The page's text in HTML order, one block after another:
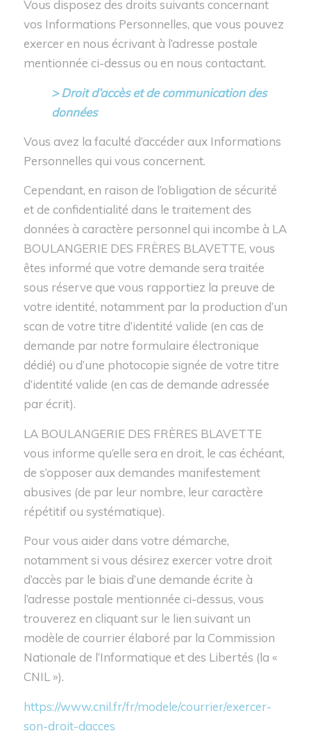
Vous disposez des droits suivants concernant
vos Informations Personnelles, que vous pouvez
exercer en nous écrivant à l’adresse postale
mentionnée ci-dessus ou en nous contactant.
> Droit d’accès et de communication des
données
Vous avez la faculté d’accéder aux Informations
Personnelles qui vous concernent.
Cependant, en raison de l’obligation de sécurité
et de confidentialité dans le traitement des
données à caractère personnel qui incombe à LA
BOULANGERIE DES FRÈRES BLAVETTE, vous
êtes informé que votre demande sera traitée
sous réserve que vous rapportiez la preuve de
votre identité, notamment par la production d’un
scan de votre titre d’identité valide (en cas de
demande par notre formulaire électronique
dédié) ou d’une photocopie signée de votre titre
d’identité valide (en cas de demande adressée
par écrit).
LA BOULANGERIE DES FRÈRES BLAVETTE
vous informe qu’elle sera en droit, le cas échéant,
de s’opposer aux demandes manifestement
abusives (de par leur nombre, leur caractère
répétitif ou systématique).
Pour vous aider dans votre démarche,
notamment si vous désirez exercer votre droit
d’accès par le biais d’une demande écrite à
l’adresse postale mentionnée ci-dessus, vous
trouverez en cliquant sur le lien suivant un
modèle de courrier élaboré par la Commission
Nationale de l’Informatique et des Libertés (la «
CNIL »).
https://www.cnil.fr/fr/modele/courrier/exercer-
son-droit-dacces